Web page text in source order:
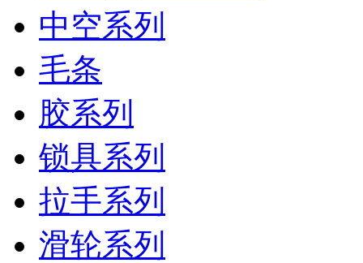
中空系列
毛条
胶系列
锁具系列
拉手系列
滑轮系列